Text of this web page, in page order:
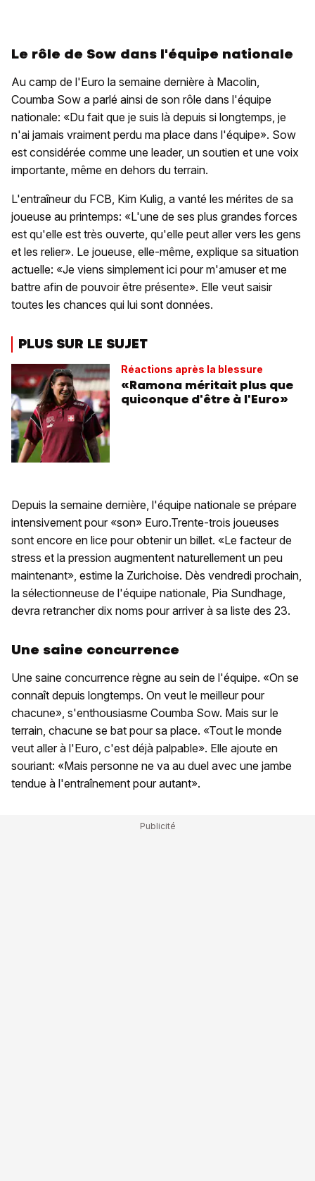
Le rôle de Sow dans l'équipe nationale
Au camp de l'Euro la semaine dernière à Macolin,
Coumba Sow a parlé ainsi de son rôle dans l'équipe
nationale: «Du fait que je suis là depuis si longtemps, je
n'ai jamais vraiment perdu ma place dans l'équipe». Sow
est considérée comme une leader, un soutien et une voix
importante, même en dehors du terrain.
L'entraîneur du FCB, Kim Kulig, a vanté les mérites de sa
joueuse au printemps: «L'une de ses plus grandes forces
est qu'elle est très ouverte, qu'elle peut aller vers les gens
et les relier». Le joueuse, elle-même, explique sa situation
actuelle: «Je viens simplement ici pour m'amuser et me
battre afin de pouvoir être présente». Elle veut saisir
toutes les chances qui lui sont données.
PLUS SUR LE SUJET
Réactions après la blessure
«Ramona méritait plus que
quiconque d'être à l'Euro»
Depuis la semaine dernière, l'équipe nationale se prépare
intensivement pour «son» Euro.Trente-trois joueuses
sont encore en lice pour obtenir un billet. «Le facteur de
stress et la pression augmentent naturellement un peu
maintenant», estime la Zurichoise. Dès vendredi prochain,
la sélectionneuse de l'équipe nationale, Pia Sundhage,
devra retrancher dix noms pour arriver à sa liste des 23.
Une saine concurrence
Une saine concurrence règne au sein de l'équipe. «On se
connaît depuis longtemps. On veut le meilleur pour
chacune», s'enthousiasme Coumba Sow. Mais sur le
terrain, chacune se bat pour sa place. «Tout le monde
veut aller à l'Euro, c'est déjà palpable». Elle ajoute en
souriant: «Mais personne ne va au duel avec une jambe
tendue à l'entraînement pour autant».